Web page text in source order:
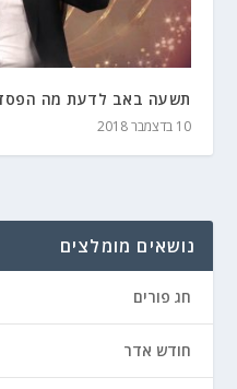
תשעה באב לדעת מה
10 בדצמבר 2018
נושאים מומלצים
חג פורים
חודש אדר